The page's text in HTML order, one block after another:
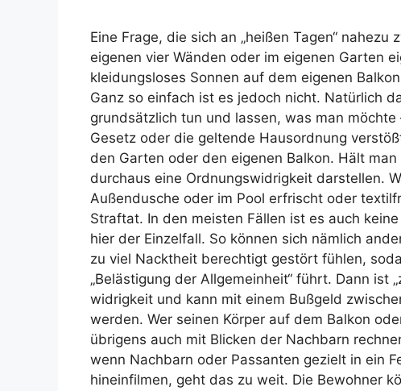
Eine Frage, die sich an „heißen Tagen“
eigenen vier Wänden oder im eigenen Garten
kleidungsloses Sonnen auf dem eigenen
Ganz so einfach ist es jedoch nicht. Natürlich
grundsätzlich tun und lassen, was man
Gesetz oder die geltende Hausordnung
den Garten oder den eigenen Balkon. Hält
durchaus eine Ordnungs­wid­rigkeit darstellen.
Außendusche oder im Pool erfrischt oder
Straftat. In den meisten Fällen ist es auch
hier der Einzelfall. So können sich nämlich
zu viel Nacktheit berechtigt gestört fühlen,
„Belästigung der Allgemeinheit“ führt. Dann
wid­rigkeit und kann mit einem Bußgeld
werden. Wer seinen Körper auf dem Balkon
übrigens auch mit Blicken der Nachbarn
wenn Nachbarn oder Passanten gezielt in ein
hineinfilmen, geht das zu weit. Die Bewohner